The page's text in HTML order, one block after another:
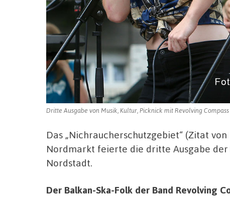
Dritte Ausgabe von Musik, Kultur, Picknick mit Revolving
Das „Nichraucherschutzgebiet“ (Zitat
Nordmarkt feierte die dritte Ausgabe der
Nordstadt.
Der Balkan-Ska-Folk der Band Revolving